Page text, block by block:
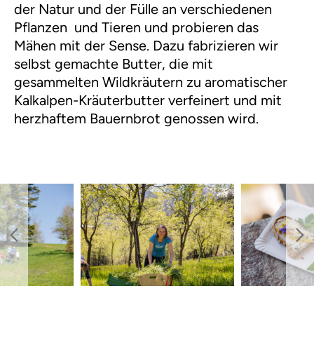
der Natur und der Fülle an verschiedenen
Pflanzen und Tieren und probieren das
Mähen mit der Sense. Dazu fabrizieren wir
selbst gemachte Butter, die mit
gesammelten Wildkräutern zu aromatischer
Kalkalpen-Kräuterbutter verfeinert und mit
herzhaftem Bauernbrot genossen wird.